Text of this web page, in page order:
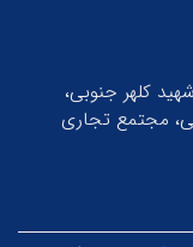
کلهر جنوبی،
مجتمع تجاری